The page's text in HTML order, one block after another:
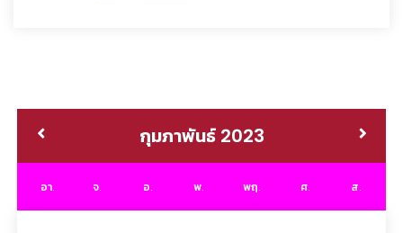
กุมภาพันธ์ 2023
อา. จ. อ. พ. พฤ. ศ. ส.